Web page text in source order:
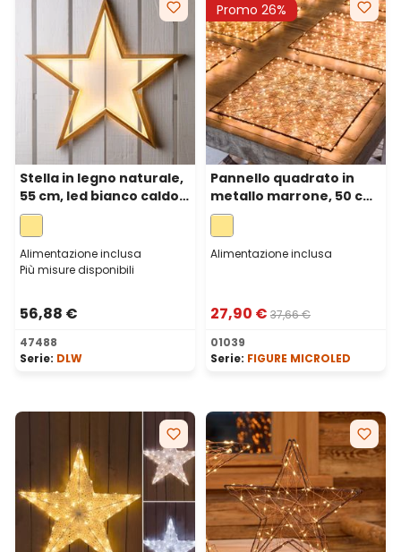
Stella in legno naturale,
55 cm, led bianco caldo,
uso interno
Alimentazione inclusa
Più misure disponibili
56,88 €
47488
Serie: DLW
Promo 26%
Pannello quadrato in
metallo marrone, 50 cm,
240 microled bianco
caldo
Alimentazione inclusa
27,90 € 37,66 €
01039
Serie: FIGURE MICROLED